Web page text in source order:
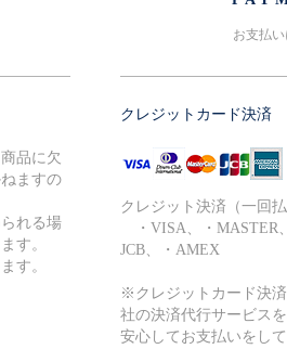
品に欠
ますの
れる場
す。
す。
お支払
クレジットカード決済
クレジット決済（一回
・VISA、・MASTER
JCB、・AMEX
※クレジットカード決
社の決済代行サービス
安心してお支払いをし